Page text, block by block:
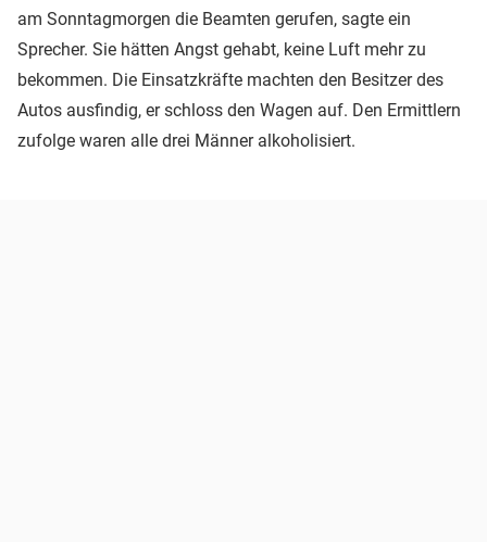
am Sonntagmorgen die Beamten gerufen, sagte ein
Sprecher. Sie hätten Angst gehabt, keine Luft mehr zu
bekommen. Die Einsatzkräfte machten den Besitzer des
Autos ausfindig, er schloss den Wagen auf. Den Ermittlern
zufolge waren alle drei Männer alkoholisiert.